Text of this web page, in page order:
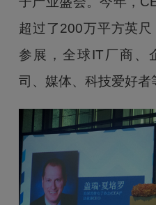
超过了200万平方英
参展，全球IT厂商、
司、媒体、科技爱好者